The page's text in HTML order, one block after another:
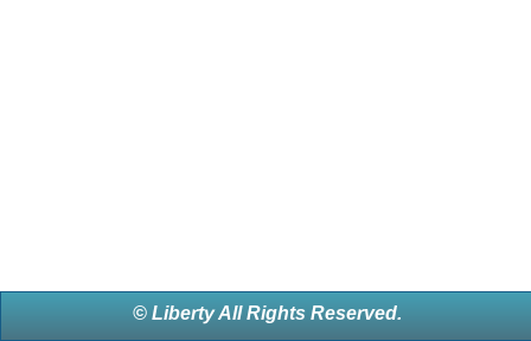
© Liberty All Rights Reserved.